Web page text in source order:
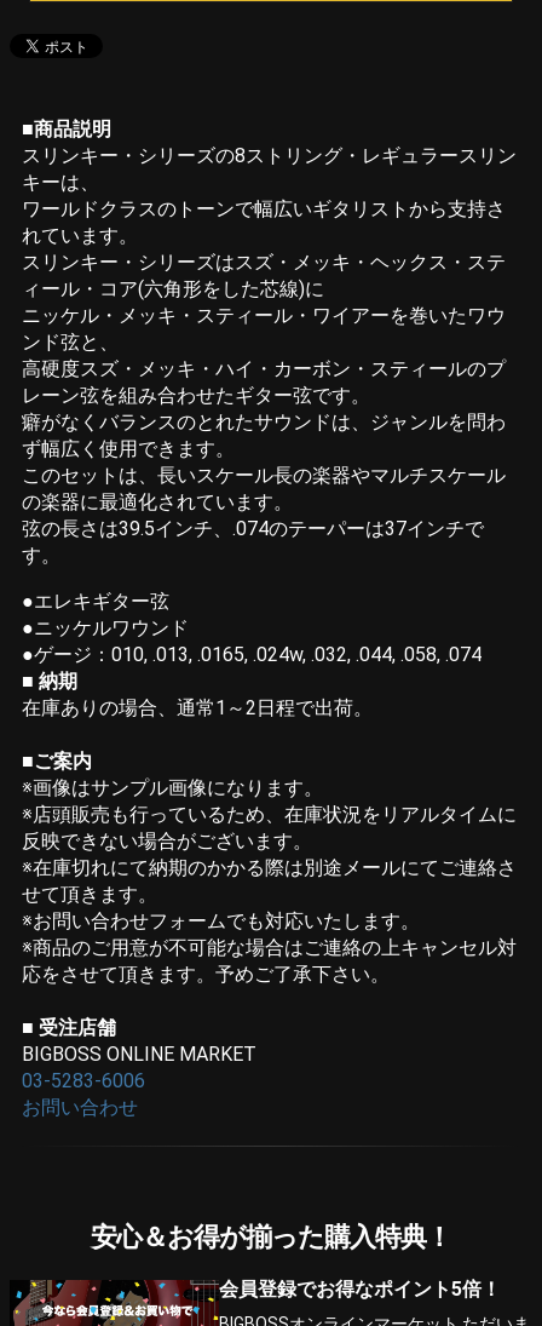
■商品説明
スリンキー・シリーズの8ストリング・レギュラースリン
キーは、
ワールドクラスのトーンで幅広いギタリストから支持さ
れています。
スリンキー・シリーズはスズ・メッキ・ヘックス・ステ
ィール・コア(六角形をした芯線)に
ニッケル・メッキ・スティール・ワイアーを巻いたワウ
ンド弦と、
高硬度スズ・メッキ・ハイ・カーボン・スティールのプ
レーン弦を組み合わせたギター弦です。
癖がなくバランスのとれたサウンドは、ジャンルを問わ
ず幅広く使用できます。
このセットは、長いスケール長の楽器やマルチスケール
の楽器に最適化されています。
弦の長さは39.5インチ、.074のテーパーは37インチで
す。
●エレキギター弦
●ニッケルワウンド
●ゲージ：010, .013, .0165, .024w, .032, .044, .058, .074
■ 納期
在庫ありの場合、通常1～2日程で出荷。
■ご案内
※画像はサンプル画像になります。
※店頭販売も行っているため、在庫状況をリアルタイムに
反映できない場合がございます。
※在庫切れにて納期のかかる際は別途メールにてご連絡さ
せて頂きます。
※お問い合わせフォームでも対応いたします。
※商品のご用意が不可能な場合はご連絡の上キャンセル対
応をさせて頂きます。予めご了承下さい。
■ 受注店舗
BIGBOSS ONLINE MARKET
03-5283-6006
お問い合わせ
安心＆お得が揃った購入特典！
会員登録でお得なポイント5倍！